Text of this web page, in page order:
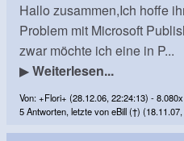
Hallo zusammen,Ich hoffe
Problem mit Microsoft
zwar möchte ich eine in P...
▶Weiterlesen...
Von: +Flori+ (28.12.06, 22:24:13) -
5 Antworten, letzte von eBill (†)